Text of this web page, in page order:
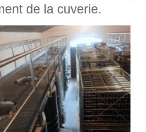
de la cuverie.